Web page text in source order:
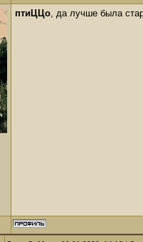
птиЦЦо, да лучше была